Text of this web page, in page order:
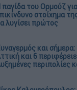
παγίδα του Ορμούζ
στοίχημα
λυγίσει πρώτος
και
και 6
περιπολίες